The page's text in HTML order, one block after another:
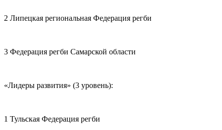
2 Липецкая региональная Федерация регби
3 Федерация регби Самарской области
«Лидеры развития» (3 уровень):
1 Тульская Федерация регби